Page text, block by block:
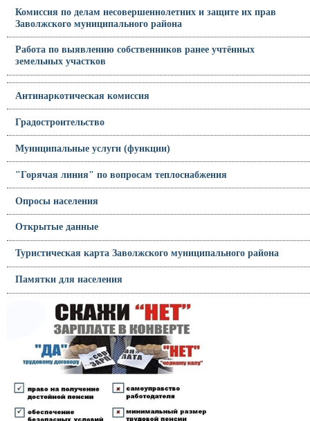
Комиссия по делам несовершеннолетних и защите их прав
Заволжского муниципального района
Работа по выявлению собственников ранее учтённых
земельных участков
Антинаркотическая комиссия
Градостроительство
Муниципальные услуги (функции)
"Горячая линия" по вопросам теплоснабжения
Опросы населения
Открытые данные
Туристическая карта Заволжского муниципального района
Памятки для населения